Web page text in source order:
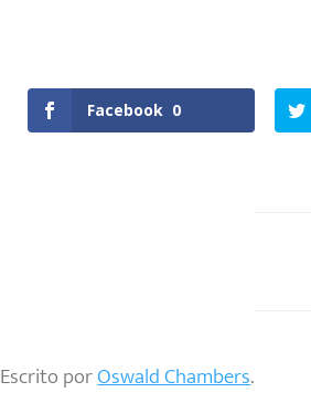
Facebook 0
Escrito porOswald Chambers.